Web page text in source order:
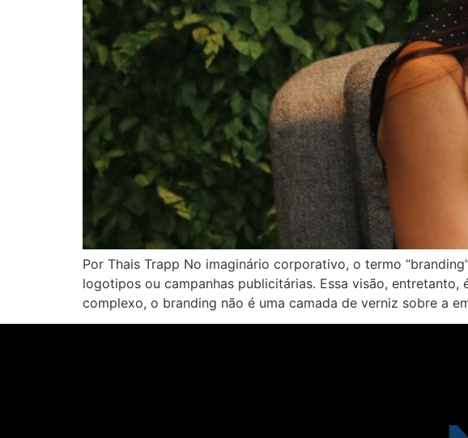
Por Thais Trapp No imaginário corporativo, o termo
logotipos ou campanhas publicitárias. Essa visão,
complexo, o branding não é uma camada de verniz sobre a